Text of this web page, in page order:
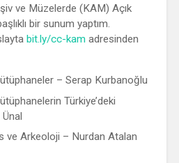
ve Müzelerde (KAM) Açık
bir sunum yaptım.
bit.ly/cc-kam adresinden
– Serap Kurbanoğlu
Türkiye’deki
ve Arkeoloji – Nurdan Atalan